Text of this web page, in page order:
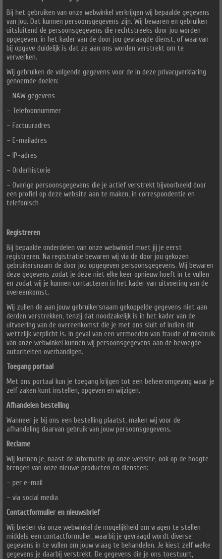
Bij het gebruiken van onze webwinkel verkrijgen wij bepaalde gegevens
van jou. Dat kunnen persoonsgegevens zijn. Wij bewaren en gebruiken
uitsluitend de persoonsgegevens die rechtstreeks door jou worden
opgegeven, in het kader van de door jou gevraagde dienst, of waarvan
bij opgave duidelijk is dat ze aan ons worden verstrekt om te
verwerken.
Wij gebruiken de volgende gegevens voor de in deze privacyverklaring
genoemde doelen:
– NAW gegevens
– Telefoonnummer
– Factuuradres
– E-mailadres
– IP-adres
– Orderhistorie
– Overige persoonsgegevens die je actief verstrekt bijvoorbeeld door
een profiel op deze website aan te maken, in correspondentie en
telefonisch
Registreren
Bij bepaalde onderdelen van onze webwinkel moet jij je eerst
registreren. Na registratie bewaren wij via de door jou gekozen
gebruikersnaam de door jou opgegeven persoonsgegevens. Wij bewaren
deze gegevens zodat je deze niet elke keer opnieuw hoeft in te vullen
en zodat wij je kunnen contacteren in het kader van uitvoering van de
overeenkomst.
Wij zullen de aan jouw gebruikersnaam gekoppelde gegevens niet aan
derden verstrekken, tenzij dat noodzakelijk is in het kader van de
uitvoering van de overeenkomst die je met ons sluit of indien dit
wettelijk verplicht is. In geval van een vermoeden van fraude of misbruik
van onze webwinkel kunnen wij persoonsgegevens aan de bevoegde
autoriteiten overhandigen.
Toegang portaal
Met ons portaal kun je toegang krijgen tot een beheeromgeving waar je
zelf zaken kunt instellen, opgeven en wijzigen.
Afhandelen bestelling
Wanneer je bij ons een bestelling plaatst, maken wij voor de
afhandeling daarvan gebruik van jouw persoonsgegevens.
Reclame
Wij kunnen je, naast de informatie op onze website, ook op de hoogte
brengen van onze nieuwe producten en diensten:
– per e-mail
– via social media
Contactformulier en nieuwsbrief
Wij bieden via onze webwinkel de mogelijkheid om vragen te stellen
middels een contactformulier, waarbij je gevraagd wordt diverse
gegevens in te vullen om jouw vraag te behandelen. Je kiest zelf welke
gegevens je daarbij verstrekt. De gegevens die je ons toestuurt,